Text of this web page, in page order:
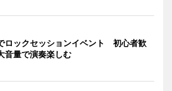
ロックセッションイベント 初心者歓
音量で演奏楽しむ